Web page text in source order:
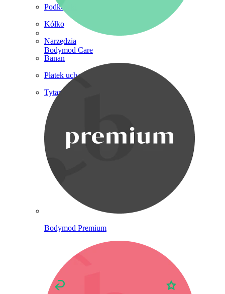
Bodymod Care
Bodymod Premium
Podkówki
Kółko
Narzędzia
Banan
Płatek ucha
Tytan